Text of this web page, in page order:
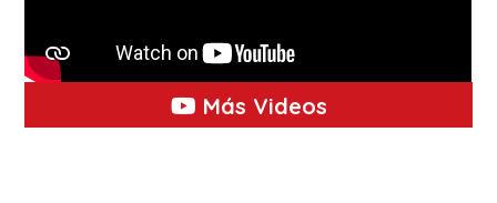
Más Videos